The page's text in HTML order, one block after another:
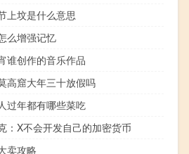
上坟是什么意思
么增强记忆
谁创作的音乐作品
高窟大年三十放假吗
过年都有哪些菜吃
：X不会开发自己的加密货币
卖攻略